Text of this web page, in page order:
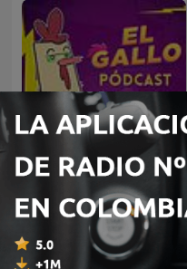
El Gallo Pódcast